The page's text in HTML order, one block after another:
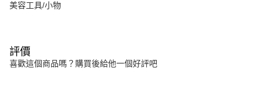
美容工具/小物
評價
喜歡這個商品嗎？購買後給他一個好評吧